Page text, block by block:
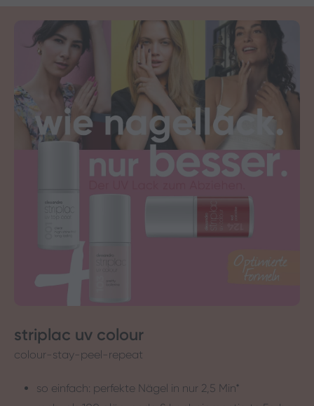
striplac uv colour
colour-stay-peel-repeat
so einfach: perfekte Nägel in nur 2,5 Min*